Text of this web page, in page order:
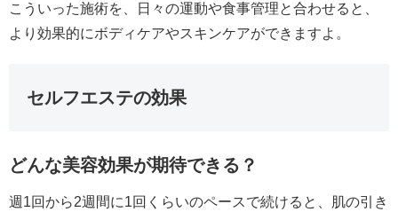
こういった施術を、日々の運動や食事管理と合わせると、
より効果的にボディケアやスキンケアができますよ。
セルフエステの効果
どんな美容効果が期待できる？
週1回から2週間に1回くらいのペースで続けると、肌の引き